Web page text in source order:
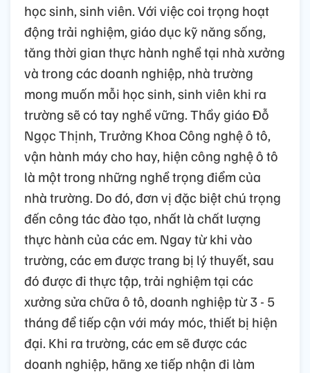
học sinh, sinh viên. Với việc coi trọng hoạt
động trải nghiệm, giáo dục kỹ năng sống,
tăng thời gian thực hành nghề tại nhà xưởng
và trong các doanh nghiệp, nhà trường
mong muốn mỗi học sinh, sinh viên khi ra
trường sẽ có tay nghề vững. Thầy giáo Đỗ
Ngọc Thịnh, Trưởng Khoa Công nghệ ô tô,
vận hành máy cho hay, hiện công nghệ ô tô
là một trong những nghề trọng điểm của
nhà trường. Do đó, đơn vị đặc biệt chú trọng
đến công tác đào tạo, nhất là chất lượng
thực hành của các em. Ngay từ khi vào
trường, các em được trang bị lý thuyết, sau
đó được đi thực tập, trải nghiệm tại các
xưởng sửa chữa ô tô, doanh nghiệp từ 3 - 5
tháng để tiếp cận với máy móc, thiết bị hiện
đại. Khi ra trường, các em sẽ được các
doanh nghiệp, hãng xe tiếp nhận đi làm